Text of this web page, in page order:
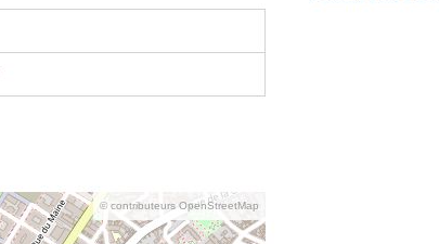
© contributeurs OpenStreetMap